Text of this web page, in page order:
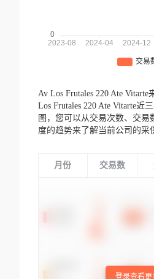
Av Los Frutales 220 Ate Vitarte
Los Frutales 220 Ate Vitarte近
图，您可以从交易次数、交易
度的趋势来了解当前公司的采
月份 交易数
登录查看更